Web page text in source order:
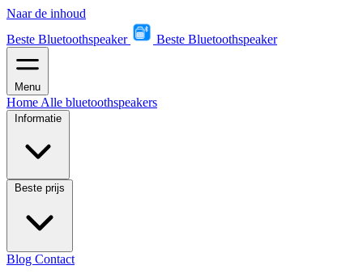
Naar de inhoud
Beste Bluetoothspeaker
Beste Bluetoothspeaker
Menu
Home Alle bluetoothspeakers
Informatie
Beste prijs
Blog Contact